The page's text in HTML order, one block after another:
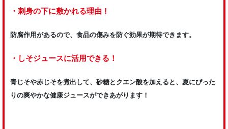
・刺身の下に敷かれる理由！
防腐作用があるので、食品の傷みを防ぐ効果が期待できます。
・しそジュースに活用できる！
青じそや赤じそを煮出して、砂糖とクエン酸を加えると、夏にぴった
りの爽やかな健康ジュースができあがります！